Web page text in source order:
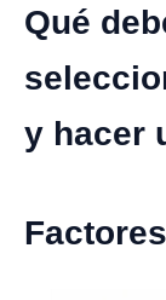
Qué
y hacer